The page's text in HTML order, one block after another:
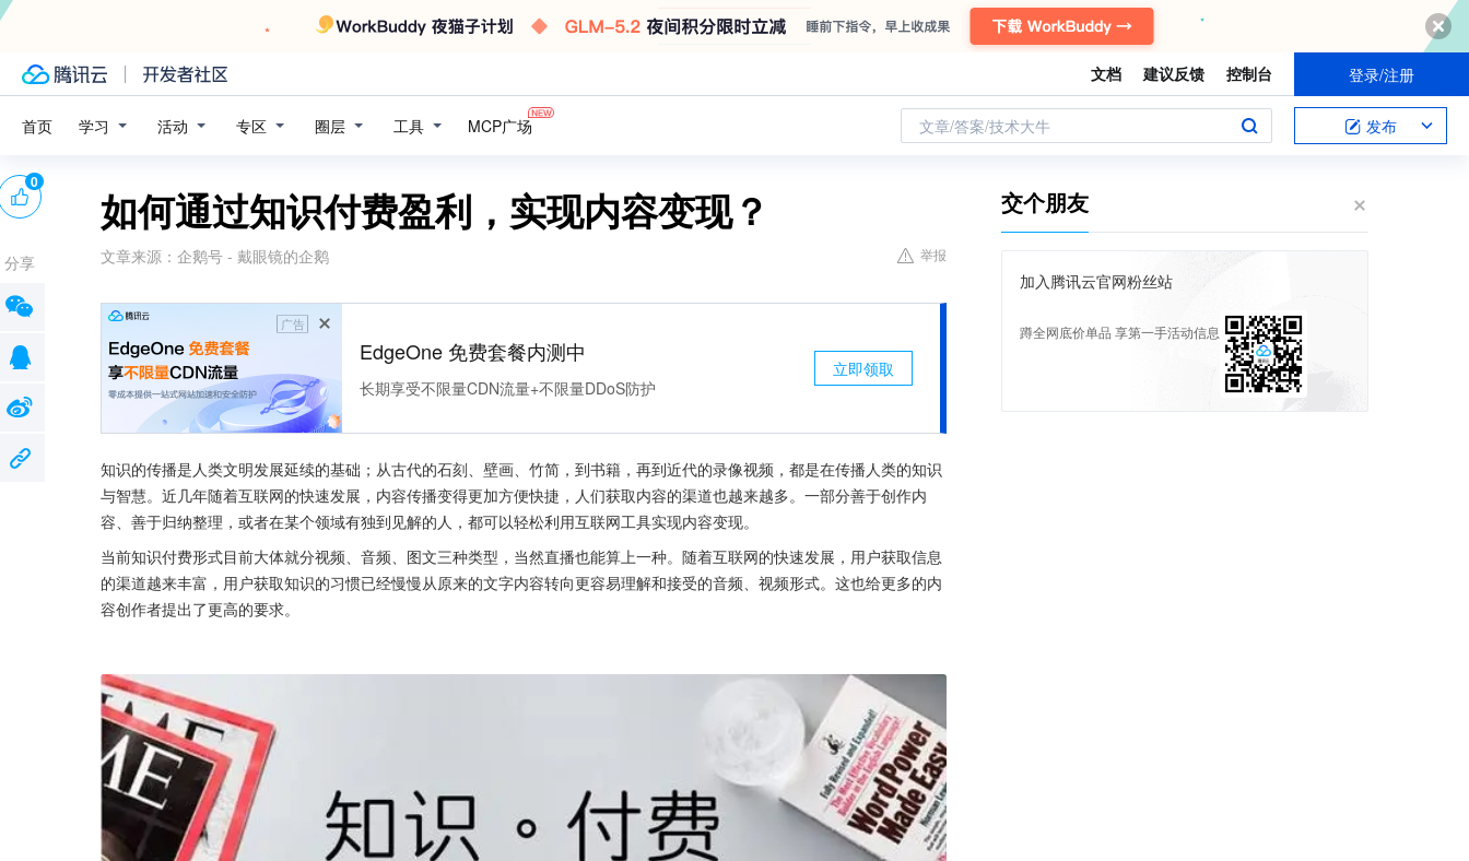
文档 建议反馈 控制台 登录/注册
首页 学习 活动 专区 圈层 工具 MCP广场 文章/答案/技术大牛 发布
如何通过知识付费盈利，实现内容变现？
文章来源： 企鹅号 - 戴眼镜的企鹅 举报
广告
EdgeOne 免费套餐内测中
长期享受不限量CDN流量+不限量DDoS防护
立即领取
知识的传播是人类文明发展延续的基础；从古代的石刻、壁画、竹简，到书籍，再到近代的录像视频，都是在传播人类的知识
与智慧。近几年随着互联网的快速发展，内容传播变得更加方便快捷，人们获取内容的渠道也越来越多。一部分善于创作内
容、善于归纳整理，或者在某个领域有独到见解的人，都可以轻松利用互联网工具实现内容变现。
当前知识付费形式目前大体就分视频、音频、图文三种类型，当然直播也能算上一种。随着互联网的快速发展，用户获取信息
的渠道越来丰富，用户获取知识的习惯已经慢慢从原来的文字内容转向更容易理解和接受的音频、视频形式。这也给更多的内
容创作者提出了更高的要求。
0
分享
交个朋友
加入腾讯云官网粉丝站
蹲全网底价单品 享第一手活动信息